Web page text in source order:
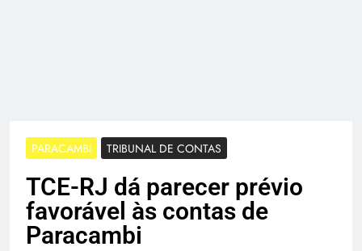
PARACAMBI TRIBUNAL DE CONTAS
TCE-RJ dá parecer prévio
favorável às contas de
Paracambi